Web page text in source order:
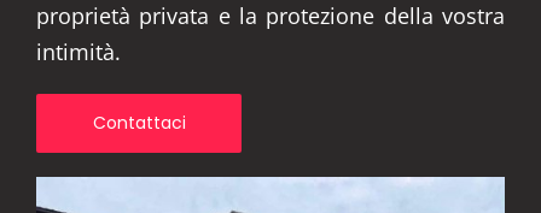
proprietà privata e la protezione della vostra
intimità.
Contattaci